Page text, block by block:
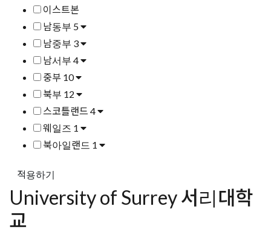
이스트본
남동부 5
남중부 3
남서부 4
중부 10
북부 12
스코틀랜드 4
웨일즈 1
북아일랜드 1
적용하기
University of Surrey 서리대학
교